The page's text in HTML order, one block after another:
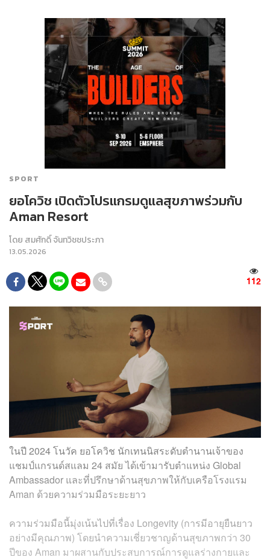
SPORT
ยอโควิช เปิดตัวโปรแกรมดูแลสุขภาพร่วมกับ
Aman Resort
โดย สมศักดิ์ จันทวิชชประภา
13.05.2026
112
ในปี 2024 โนวัค ยอโควิช นักเทนนิสระดับตำนานเจ้าของ
แชมป์แกรนด์สแลม 24 สมัย ได้เข้ามารับตำแหน่ง Global
Ambassador และที่ปรึกษาด้านสุขภาพให้กับเครือโรงแรม
Aman ด้วยความร่วมมือระยะยาว
ความร่วมมือนี้มุ่งเน้นไปที่เรื่อง Longevity (การมีอายุยืนยาว
อย่างมีคุณภาพ) โดยนำความเชี่ยวชาญด้านสุขภาพกว่า 30
ปีของ Aman มาผสานกับประสบการณ์การดูแลร่างกายและ